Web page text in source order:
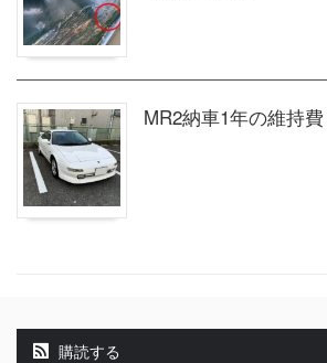
MR2納車1年の維持費
購読する